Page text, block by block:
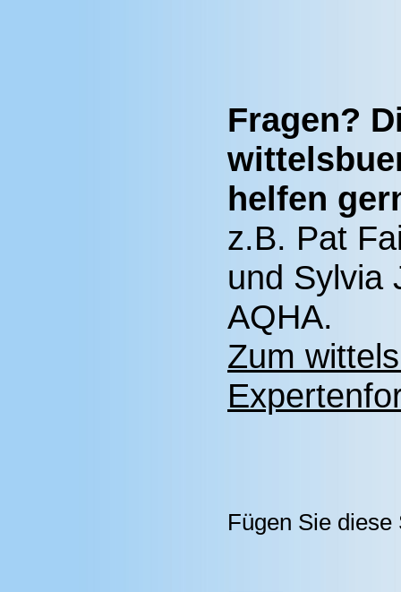
Fragen?
helfen
z.B. Pat
und Sylvia
AQHA.
Zum
Fügen Sie